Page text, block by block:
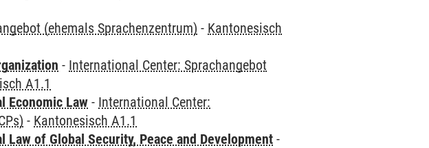
(ehemals Sprachenzentrum) - Kantonesisch
- International Center: Sprachangebot
A1.1
Economic Law - International Center:
- Kantonesisch A1.1
of Global Security, Peace and Development -